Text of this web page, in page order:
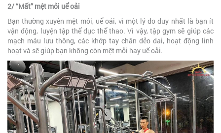
2/ “Mất” mệt mỏi uể oải
Bạn thường xuyên mệt mỏi, uể oải, vì một lý do duy nhất là bạn ít
vận động, luyện tập thể dục thể thao. Vì vậy, tập gym sẽ giúp các
mạch máu lưu thông, các khớp tay chân dẻo dai, hoạt động linh
hoạt và sẽ giúp bạn không còn mệt mỏi hay uể oải.